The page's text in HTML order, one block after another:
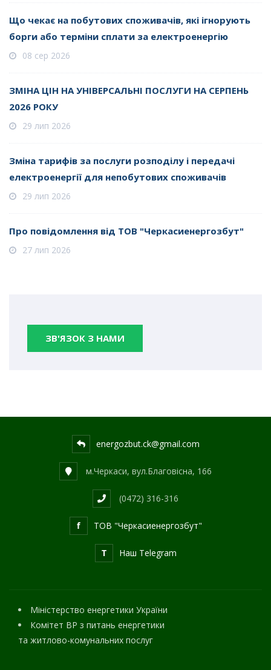
Що чекає на побутових споживачів, які ігнорують
борги або терміни сплати за електроенергію
08 сер 2026
ЗМІНА ЦІН НА УНІВЕРСАЛЬНІ ПОСЛУГИ НА СЕРПЕНЬ
2026 РОКУ
29 лип 2026
Зміна тарифів за послуги розподілу і передачі
електроенергії для непобутових споживачів
29 лип 2026
Про повідомлення від ТОВ "Черкасиенергозбут"
27 лип 2026
ЗВ'ЯЗОК З НАМИ
energozbut.ck@gmail.com
м.Черкаси, вул.Благовісна, 166
(0472) 316-316
f ТОВ "Черкасиенергозбут"
T Наш Telegram
Міністерство енергетики України
Комітет ВР з питань енергетики
та житлово-комунальних послуг